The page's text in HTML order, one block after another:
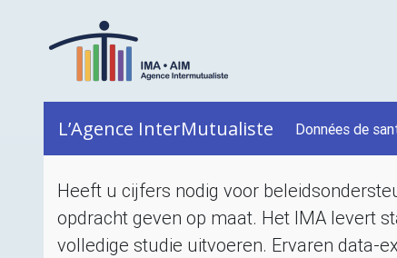
L’Agence InterMutualiste Données de
Heeft u cijfers nodig voor
opdracht geven op maat. Het IMA levert
volledige studie uitvoeren. Ervaren data-